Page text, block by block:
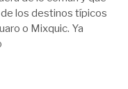
de los destinos típicos
o Mixquic. Ya